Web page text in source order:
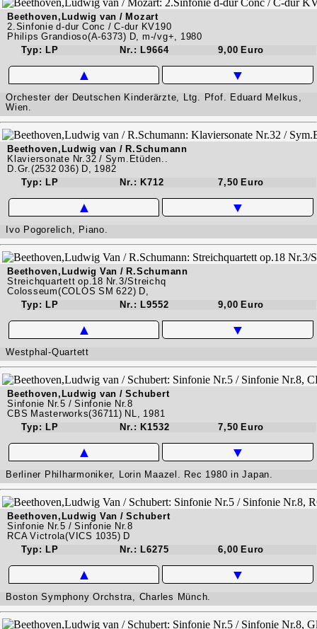
Beethoven,Ludwig van / Mozart
2.Sinfonie d-dur Conc / C-dur KV190
Philips Grandioso(A-6373) D, m-/vg+, 1980
Typ: LP
Nr.: L9664 9,00 Euro
▲ ▼
Orchester der Deutschen Kinderärzte, Ltg. Pfof. Eduard Melkus,
Wien.
Beethoven,Ludwig van / R.Schumann
Klaviersonate Nr.32 / Sym.Etüden..
D.Gr.(2532 036) D, 1982
Typ: LP
Nr.: K712 7,50 Euro
▲ ▼
Ivo Pogorelich, Piano.
Beethoven,Ludwig Van / R.Schumann
Streichquartett op.18 Nr.3/Streichq
Colosseum(COLOS SM 622) D,
Typ: LP
Nr.: L9552 9,00 Euro
▲ ▼
Westphal-Quartett
Beethoven,Ludwig van / Schubert
Sinfonie Nr.5 / Sinfonie Nr.8
CBS Masterworks(36711) NL, 1981
Typ: LP
Nr.: K1532 7,50 Euro
▲ ▼
Berliner Philharmoniker, Lorin Maazel. Rec 1980 in Japan.
Beethoven,Ludwig Van / Schubert
Sinfonie Nr.5 / Sinfonie Nr.8
RCA Victrola(VICS 1035) D
Typ: LP
Nr.: L6275 6,00 Euro
▲ ▼
Boston Symphony Orchstra, Charles Münch.